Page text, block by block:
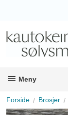
Meny
Forside Brosjer